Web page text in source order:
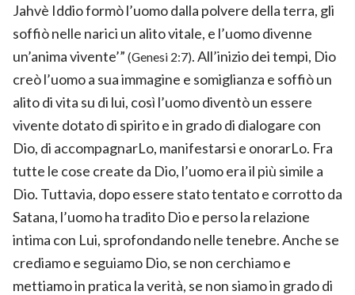
Jahvè Iddio formò l’uomo dalla polvere della terra, gli
soffiò nelle narici un alito vitale, e l’uomo divenne
un’anima vivente’” (Genesi 2:7). All’inizio dei tempi, Dio
creò l’uomo a sua immagine e somiglianza e soffiò un
alito di vita su di lui, così l’uomo diventò un essere
vivente dotato di spirito e in grado di dialogare con
Dio, di accompagnarLo, manifestarsi e onorarLo. Fra
tutte le cose create da Dio, l’uomo era il più simile a
Dio. Tuttavia, dopo essere stato tentato e corrotto da
Satana, l’uomo ha tradito Dio e perso la relazione
intima con Lui, sprofondando nelle tenebre. Anche se
crediamo e seguiamo Dio, se non cerchiamo e
mettiamo in pratica la verità, se non siamo in grado di